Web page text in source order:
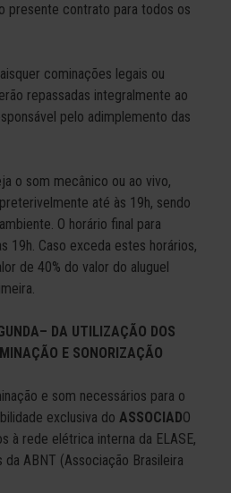
presente contrato para todos os
cominações legais ou
repassadas integralmente ao
pelo adimplemento das
o som mecânico ou ao vivo,
até às 19h, sendo
O horário final para
19h. Caso exceda estes horários,
de 40% do valor do aluguel
DA UTILIZAÇÃO DOS
E SONORIZAÇÃO
e som necessários para o
exclusiva do ASSOCIADO
à rede elétrica interna da ELASE,
ABNT (Associação Brasileira